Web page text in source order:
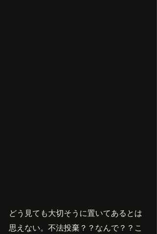
どう見ても大切そうに置いてあるとは
思えない。不法投棄？？なんで？？こ